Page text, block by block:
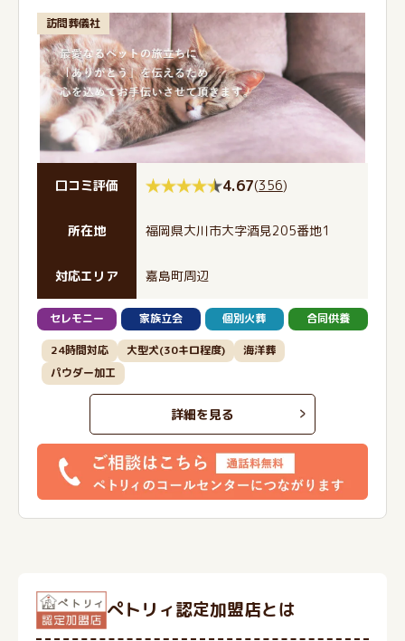
訪問葬儀社
口コミ評価 4.67(356)
所在地 福岡県大川市大字酒見205番地1
対応エリア 嘉島町周辺
セレモニー 家族立会 個別火葬 合同供養
24時間対応 大型犬(30キロ程度)
海洋葬
パウダー加工
詳細を見る
ぺトリィ認定加盟店とは